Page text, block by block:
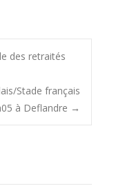
des retraités
Stade français
à Deflandre →